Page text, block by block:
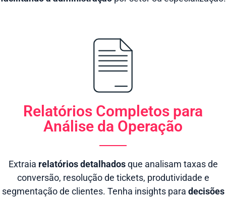
Relatórios Completos para
Análise da Operação
Extraia relatórios detalhadosque analisam taxas de
conversão, resolução de tickets, produtividade e
segmentação de clientes. Tenha insights para decisões